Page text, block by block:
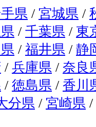
県 / 宮城県 /
/ 千葉県 / 東
/ 福井県 / 静
/ 兵庫県 / 奈良
/ 徳島県 / 香川
分県 / 宮崎県 /